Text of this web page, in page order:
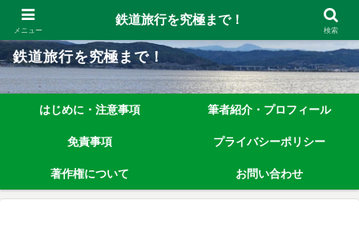
鉄道旅行を究極まで楽しむノウハウを、わかりやすく解説しています！
鉄道旅行を究極まで！
はじめに・注意事項 筆者紹介・プロフィール
免責事項 プライバシーポリシー
著作権について お問い合わせ
メニュー
鉄道旅行を究極まで！
検索